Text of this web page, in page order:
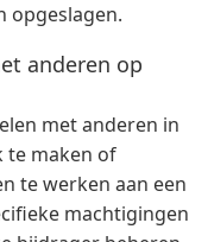
opgeslagen.
anderen op
met anderen in
te maken of
te werken aan een
machtigingen